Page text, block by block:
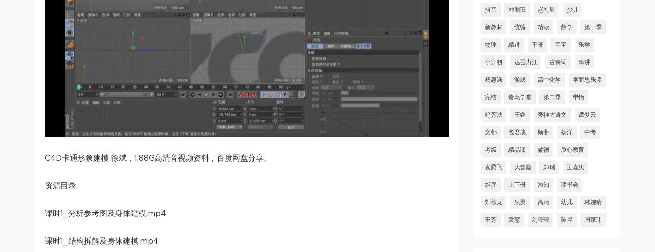
​C4D卡通形象建模 徐斌​，1.88G高清音视频资料，百度网盘分享。
资源目录
课时1_分析参考图及身体建模.mp4
课时1_结构拆解及身体建模.mp4
抖音 冲刺班 赵礼显 少儿
新教材 统编 精读 数学 第一季
物理 精讲 平哥 宝宝 乐学
小升初 达吾力江 古诗词 串讲
杨惠涵 游戏 高中化学 学而思乐读
完结 诸葛学堂 第二季 申怡
好芳法 王睿 窦神大语文 谭梦云
文都 包君成 顾斐 杨洋 中考
考级 精品课 傲德 质心教育
袁腾飞 大冒险 郑瑞 王嘉庆
维库 上下册 淘知 读书会
刘秋龙 泉灵 高清 幼儿 林婉晴
王芳 袁慧 刘莹莹 陈晨 国家玮